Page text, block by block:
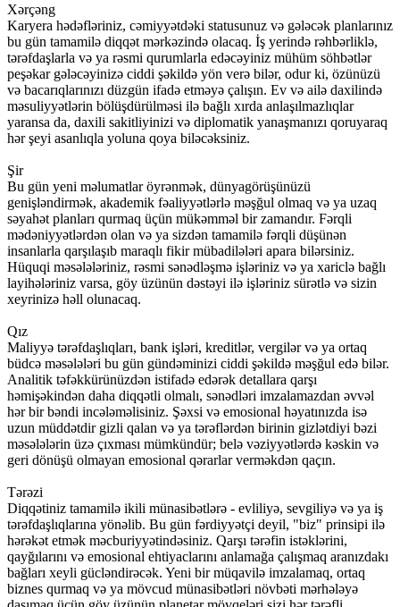
Xərçəng
Karyera hədəfləriniz, cəmiyyətdəki statusunuz və gələcək planlarınız
bu gün tamamilə diqqət mərkəzində olacaq. İş yerində rəhbərliklə,
tərəfdaşlarla və ya rəsmi qurumlarla edəcəyiniz mühüm söhbətlər
peşəkar gələcəyinizə ciddi şəkildə yön verə bilər, odur ki, özünüzü
və bacarıqlarınızı düzgün ifadə etməyə çalışın. Ev və ailə daxilində
məsuliyyətlərin bölüşdürülməsi ilə bağlı xırda anlaşılmazlıqlar
yaransa da, daxili sakitliyinizi və diplomatik yanaşmanızı qoruyaraq
hər şeyi asanlıqla yoluna qoya biləcəksiniz.
Şir
Bu gün yeni məlumatlar öyrənmək, dünyagörüşünüzü
genişləndirmək, akademik fəaliyyətlərlə məşğul olmaq və ya uzaq
səyahət planları qurmaq üçün mükəmməl bir zamandır. Fərqli
mədəniyyətlərdən olan və ya sizdən tamamilə fərqli düşünən
insanlarla qarşılaşıb maraqlı fikir mübadilələri apara bilərsiniz.
Hüquqi məsələləriniz, rəsmi sənədləşmə işləriniz və ya xariclə bağlı
layihələriniz varsa, göy üzünün dəstəyi ilə işləriniz sürətlə və sizin
xeyrinizə həll olunacaq.
Qız
Maliyyə tərəfdaşlıqları, bank işləri, kreditlər, vergilər və ya ortaq
büdcə məsələləri bu gün gündəminizi ciddi şəkildə məşğul edə bilər.
Analitik təfəkkürünüzdən istifadə edərək detallara qarşı
həmişəkindən daha diqqətli olmalı, sənədləri imzalamazdan əvvəl
hər bir bəndi incələməlisiniz. Şəxsi və emosional həyatınızda isə
uzun müddətdir gizli qalan və ya tərəflərdən birinin gizlətdiyi bəzi
məsələlərin üzə çıxması mümkündür; belə vəziyyətlərdə kəskin və
geri dönüşü olmayan emosional qərarlar verməkdən qaçın.
Tərəzi
Diqqətiniz tamamilə ikili münasibətlərə - evliliyə, sevgiliyə və ya iş
tərəfdaşlıqlarına yönəlib. Bu gün fərdiyyətçi deyil, "biz" prinsipi ilə
hərəkət etmək məcburiyyətindəsiniz. Qarşı tərəfin istəklərini,
qayğılarını və emosional ehtiyaclarını anlamağa çalışmaq aranızdakı
bağları xeyli gücləndirəcək. Yeni bir müqavilə imzalamaq, ortaq
biznes qurmaq və ya mövcud münasibətləri növbəti mərhələyə